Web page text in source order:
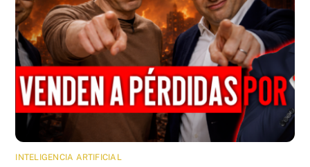
INTELIGENCIA ARTIFICIAL